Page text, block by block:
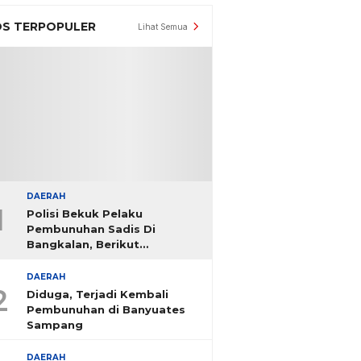
TERPOPULER Lihat Semua
DAERAH
Polisi Bekuk Pelaku
Pembunuhan Sadis Di
Bangkalan, Berikut
DAERAH
Diduga, Terjadi Kembali
Pembunuhan di Banyuates
Sampang
DAERAH